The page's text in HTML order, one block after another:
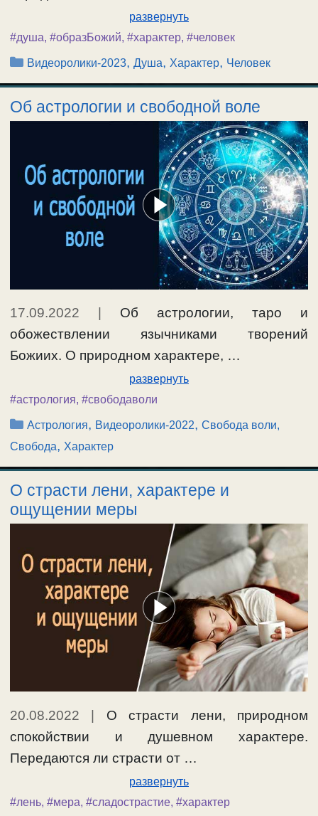
развернуть
#душа, #образБожий, #характер, #человек
Рубрики
Видеоролики-2023,Душа,Характер, Человек
Об астрологии и свободной воле
17.09.2022
Об астрологии, таро и
обожествлении язычниками творений
Божиих. О природном характере, …
развернуть
#астрология, #свободаволи
Рубрики
Астрология, Видеоролики-2022,Свобода воли,
Свобода, Характер
О страсти лени, характере и
ощущении меры
20.08.2022 | О страсти лени, природном
спокойствии и душевном характере.
Передаются ли страсти от …
развернуть
#лень, #мера, #сладострастие, #характер